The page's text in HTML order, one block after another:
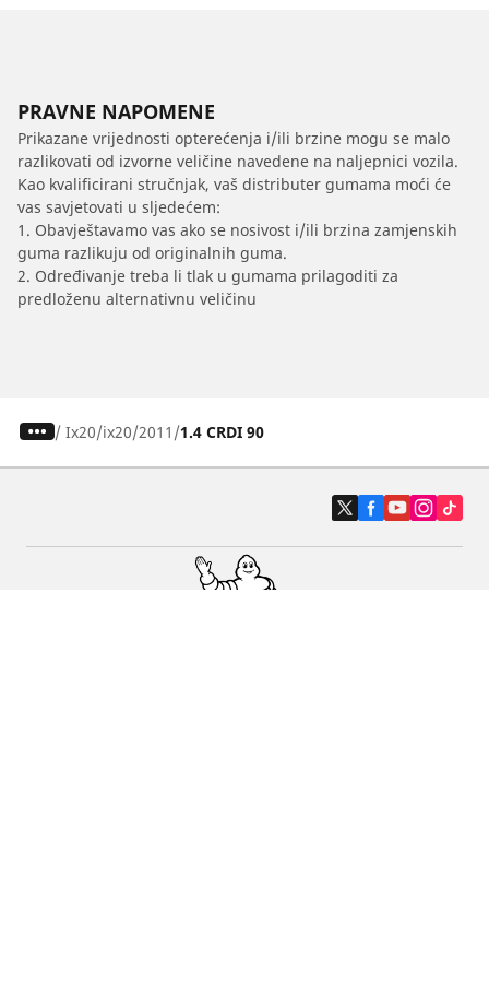
PRAVNE NAPOMENE
Prikazane vrijednosti opterećenja i/ili brzine mogu se malo
razlikovati od izvorne veličine navedene na naljepnici vozila.
Kao kvalificirani stručnjak, vaš distributer gumama moći će
vas savjetovati u sljedećem:
1. Obavještavamo vas ako se nosivost i/ili brzina zamjenskih
guma razlikuju od originalnih guma.
2. Određivanje treba li tlak u gumama prilagoditi za
predloženu alternativnu veličinu
/ Ix20 ix20 2011 1.4 CRDI 90